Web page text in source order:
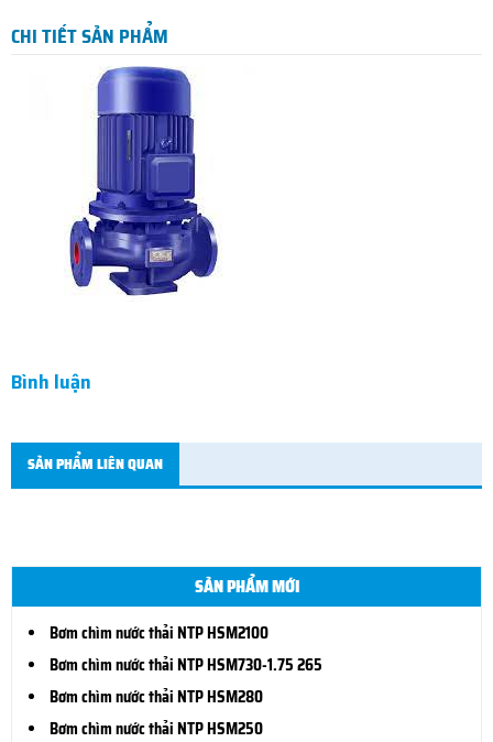
CHI TIẾT SẢN PHẨM
Bình luận
SẢN PHẨM LIÊN QUAN
SẢN PHẨM MỚI
Bơm chìm nước thải NTP HSM2100
Bơm chìm nước thải NTP HSM730-1.75 265
Bơm chìm nước thải NTP HSM280
Bơm chìm nước thải NTP HSM250